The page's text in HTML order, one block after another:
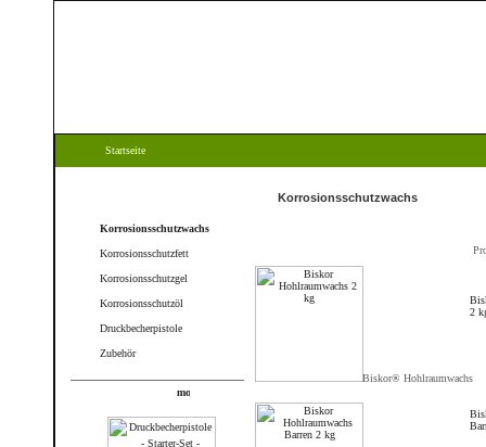
Startseite
Korrosionsschutzwachs
Korrosionsschutzfett
Korrosionsschutzgel
Korrosionsschutzöl
Druckbecherpistole
Zubehör
Korrosionsschutzwachs
2
Biskor® Hohlraumwachs